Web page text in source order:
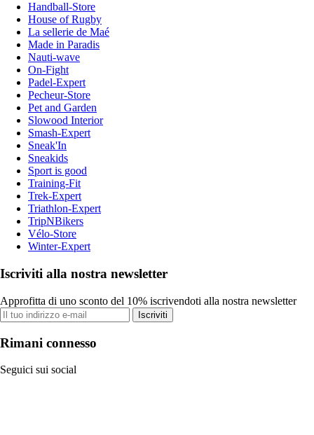
Handball-Store
House of Rugby
La sellerie de Maé
Made in Paradis
Nauti-wave
On-Fight
Padel-Expert
Pecheur-Store
Pet and Garden
Slowood Interior
Smash-Expert
Sneak'In
Sneakids
Sport is good
Training-Fit
Trek-Expert
Triathlon-Expert
TripNBikers
Vélo-Store
Winter-Expert
Iscriviti alla nostra newsletter
Approfitta di uno sconto del 10% iscrivendoti alla nostra newsletter
Iscriviti
Rimani connesso
Seguici sui social